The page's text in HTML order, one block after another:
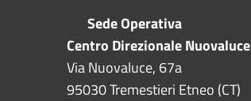
Sede Operativa
Centro Direzionale Nuovaluce
Via Nuovaluce, 67a
95030 Tremestieri Etneo (CT)